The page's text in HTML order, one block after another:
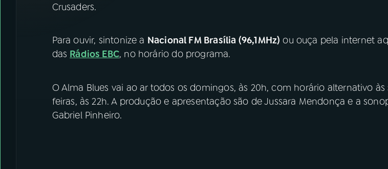
YouTube
Instagram X
Crusaders.
Para ouvir, sintonize a Nacional FM Brasília (96,1MHz) ou ouça pela internet
das Rádios EBC, no horário do programa.
O Alma Blues vai ao ar todos os domingos, às 20h, com horário alternativo às
feiras, às 22h. A produção e apresentação são de Jussara Mendonça e a
Gabriel Pinheiro.